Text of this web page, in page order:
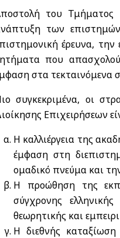
του Τμήματος
των
έρευνα,
που
στα τεκταινόμενα
συγκεκριμένα, οι
Επιχειρήσεων
Η καλλιέργεια της
έμφαση στη
ομαδικό πνεύμα και
Η προώθηση της
σύγχρονης
θεωρητικής και
Η διεθνής